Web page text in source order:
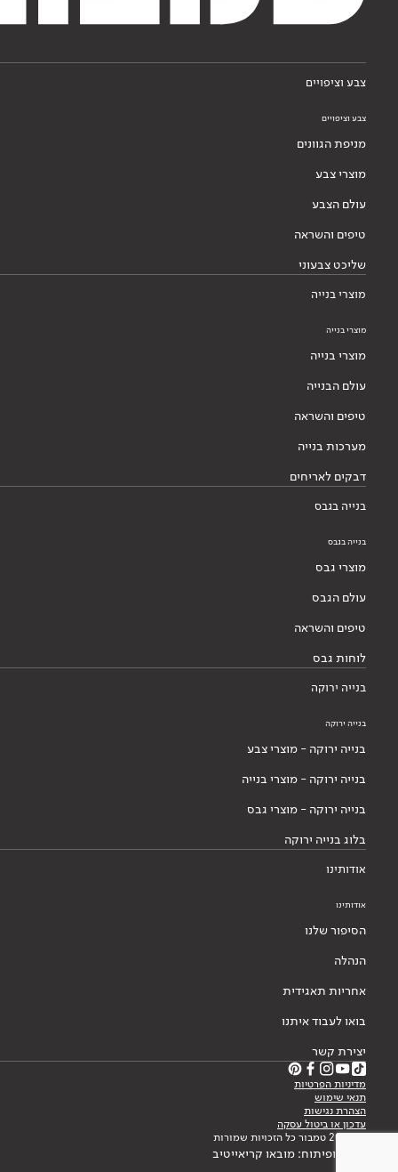
צבע וציפויים
צבע וציפויים
מניפת הגוונים
מוצרי צבע
עולם הצבע
טיפים והשראה
שליכט צבעוני
מוצרי בנייה
מוצרי בנייה
מוצרי בנייה
עולם הבנייה
טיפים והשראה
מערכות בנייה
דבקים לאריחים
בנייה בגבס
בנייה בגבס
מוצרי גבס
עולם הגבס
טיפים והשראה
לוחות גבס
בנייה ירוקה
בנייה ירוקה
בנייה ירוקה - מוצרי צבע
בנייה ירוקה - מוצרי בנייה
בנייה ירוקה - מוצרי גבס
בלוג בנייה ירוקה
אודותינו
אודותינו
הסיפור שלנו
הנהלה
אחריות תאגידית
בואו לעבוד איתנו
יצירת קשר
מדיניות הפרטיות
תנאי שימוש
הצהרת נגישות
עדכון או ביטול עסקה
© 2026 טמבור כל הזכויות שמורות
עיצוב ופיתוח: מובאו קריאייטיב